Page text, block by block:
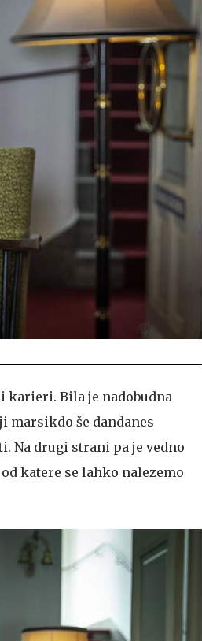
karieri. Bila je nadobudna
marsikdo še dandanes
Na drugi strani pa je vedno
katere se lahko nalezemo